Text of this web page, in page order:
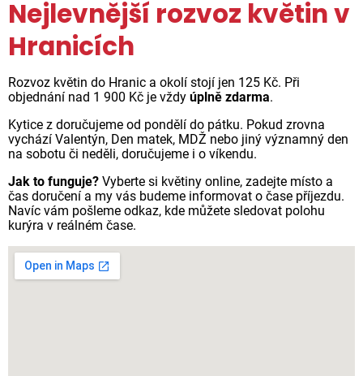
Nejlevnější rozvoz květin v
Hranicích
Rozvoz květin do Hranic a okolí stojí jen 125 Kč. Při
objednání nad 1 900 Kč je vždy úplně zdarma.
Kytice z doručujeme od pondělí do pátku. Pokud zrovna
vychází Valentýn, Den matek, MDŽ nebo jiný významný den
na sobotu či neděli, doručujeme i o víkendu.
Jak to funguje? Vyberte si květiny online, zadejte místo a
čas doručení a my vás budeme informovat o čase příjezdu.
Navíc vám pošleme odkaz, kde můžete sledovat polohu
kurýra v reálném čase.